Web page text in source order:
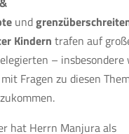
und
Kindern trafen auf
–
Fragen zu diesen
hat Herrn Manjura als